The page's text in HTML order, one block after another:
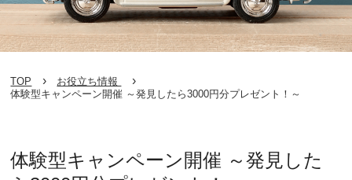
TOP
お役立ち情報
体験型キャンペーン開催 ～発見したら3000円分プレゼント！～
体験型キャンペーン開催 ～発見した